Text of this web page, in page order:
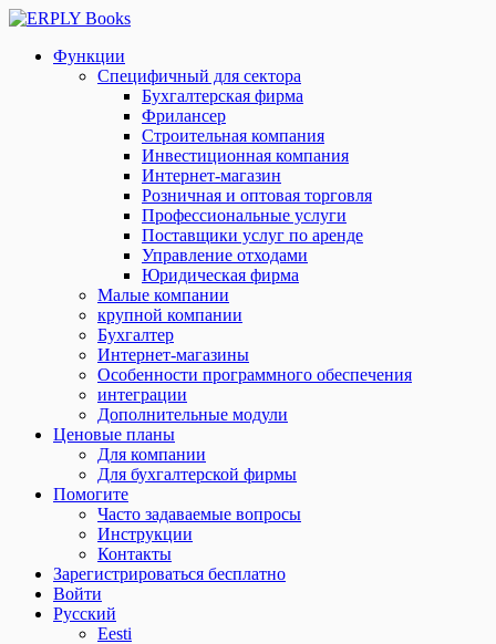
Функции
Специфичный для сектора
Бухгалтерская фирма
Фрилансер
Строительная компания
Инвестиционная компания
Интернет-магазин
Розничная и оптовая торговля
Профессиональные услуги
Поставщики услуг по аренде
Управление отходами
Юридическая фирма
Малые компании
крупной компании
Бухгалтер
Интернет-магазины
Особенности программного обеспечения
интеграции
Дополнительные модули
Ценовые планы
Для компании
Для бухгалтерской фирмы
Помогите
Часто задаваемые вопросы
Инструкции
Контакты
Зарегистрироваться бесплатно
Войти
Русский
Eesti